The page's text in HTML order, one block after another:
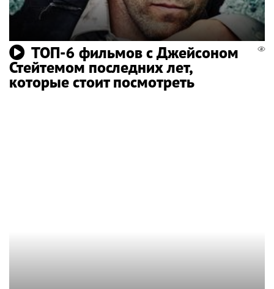
ТОП-6 фильмов с Джейсоном
Стейтемом последних лет,
которые стоит посмотреть